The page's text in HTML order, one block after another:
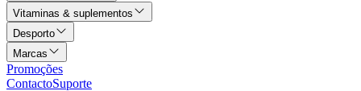
Vitaminas & suplementos
Desporto
Marcas
Promoções
ContactoSuporte